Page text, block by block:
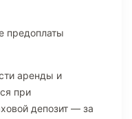
предоплаты
аренды и
при
депозит — за